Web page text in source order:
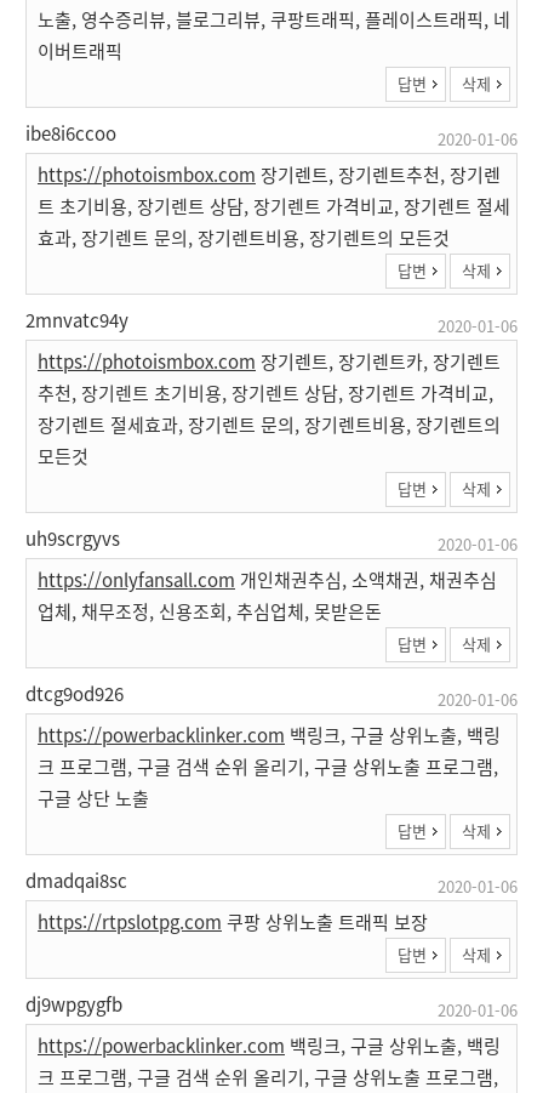
노출, 영수증리뷰, 블로그리뷰, 쿠팡트래픽, 플레이스트래픽, 네
이버트래픽
답변 삭제
ibe8i6ccoo 2020-01-06
https://photoismbox.com 장기렌트, 장기렌트추천, 장기렌
트 초기비용, 장기렌트 상담, 장기렌트 가격비교, 장기렌트 절세
효과, 장기렌트 문의, 장기렌트비용, 장기렌트의 모든것
답변 삭제
2mnvatc94y 2020-01-06
https://photoismbox.com 장기렌트, 장기렌트카, 장기렌트
추천, 장기렌트 초기비용, 장기렌트 상담, 장기렌트 가격비교,
장기렌트 절세효과, 장기렌트 문의, 장기렌트비용, 장기렌트의
모든것
답변 삭제
uh9scrgyvs 2020-01-06
https://onlyfansall.com 개인채권추심, 소액채권, 채권추심
업체, 채무조정, 신용조회, 추심업체, 못받은돈
답변 삭제
dtcg9od926 2020-01-06
https://powerbacklinker.com 백링크, 구글 상위노출, 백링
크 프로그램, 구글 검색 순위 올리기, 구글 상위노출 프로그램,
구글 상단 노출
답변 삭제
dmadqai8sc 2020-01-06
https://rtpslotpg.com 쿠팡 상위노출 트래픽 보장
답변 삭제
dj9wpgygfb 2020-01-06
https://powerbacklinker.com 백링크, 구글 상위노출, 백링
크 프로그램, 구글 검색 순위 올리기, 구글 상위노출 프로그램,